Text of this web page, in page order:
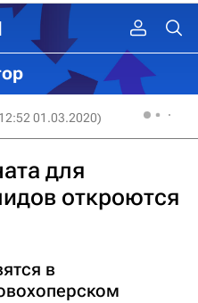
01.03.2020)
для
откроются
в